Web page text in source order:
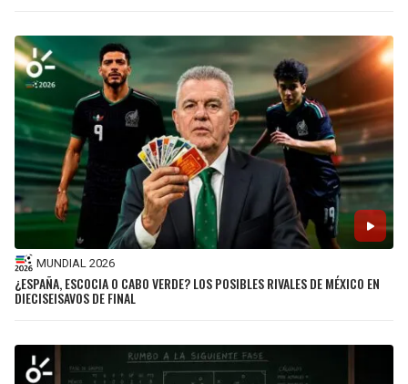
MUNDIAL 2026
¿ESPAÑA, ESCOCIA O CABO VERDE? LOS POSIBLES RIVALES DE MÉXICO EN
DIECISEISAVOS DE FINAL